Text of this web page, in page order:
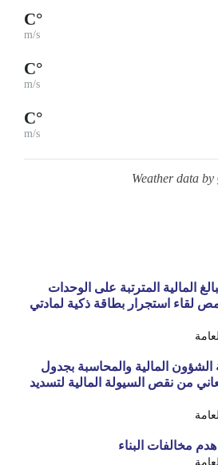
°C
m/s
°C
m/s
°C
m/s
Weather data by
المالية المترتبة على الوحدات
لقاء استجرار بطاقة ذكية لمادتي
المالية والمحاسبة بجدول
من نقص السيولة المالية لتسديد
مخالفات البناء